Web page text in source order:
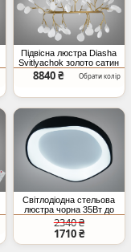
Підвісна люстра Diasha
Svitlyachok золото сатин
54
8840 ₴ Обрати колір
Світлодіодна стельова
люстра чорна 35Вт до
6м²
2340 ₴
1710 ₴